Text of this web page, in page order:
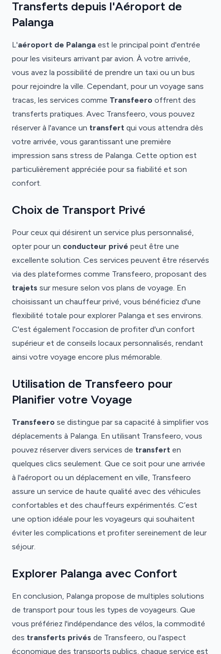
Transferts depuis l'Aéroport de
Palanga
L'aéroport de Palanga est le principal point d'entrée
pour les visiteurs arrivant par avion. À votre arrivée,
vous avez la possibilité de prendre un taxi ou un bus
pour rejoindre la ville. Cependant, pour un voyage sans
tracas, les services comme Transfeero offrent des
transferts pratiques. Avec Transfeero, vous pouvez
réserver à l'avance un transfert qui vous attendra dès
votre arrivée, vous garantissant une première
impression sans stress de Palanga. Cette option est
particulièrement appréciée pour sa fiabilité et son
confort.
Choix de Transport Privé
Pour ceux qui désirent un service plus personnalisé,
opter pour un conducteur privé peut être une
excellente solution. Ces services peuvent être réservés
via des plateformes comme Transfeero, proposant des
trajets sur mesure selon vos plans de voyage. En
choisissant un chauffeur privé, vous bénéficiez d'une
flexibilité totale pour explorer Palanga et ses environs.
C'est également l'occasion de profiter d'un confort
supérieur et de conseils locaux personnalisés, rendant
ainsi votre voyage encore plus mémorable.
Utilisation de Transfeero pour
Planifier votre Voyage
Transfeero se distingue par sa capacité à simplifier vos
déplacements à Palanga. En utilisant Transfeero, vous
pouvez réserver divers services de transfert en
quelques clics seulement. Que ce soit pour une arrivée
à l'aéroport ou un déplacement en ville, Transfeero
assure un service de haute qualité avec des véhicules
confortables et des chauffeurs expérimentés. C’est
une option idéale pour les voyageurs qui souhaitent
éviter les complications et profiter sereinement de leur
séjour.
Explorer Palanga avec Confort
En conclusion, Palanga propose de multiples solutions
de transport pour tous les types de voyageurs. Que
vous préfériez l'indépendance des vélos, la commodité
des transferts privés de Transfeero, ou l'aspect
économique des transports publics, chaque service est